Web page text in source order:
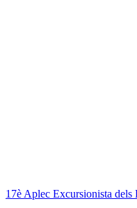
17è Aplec Excursionista